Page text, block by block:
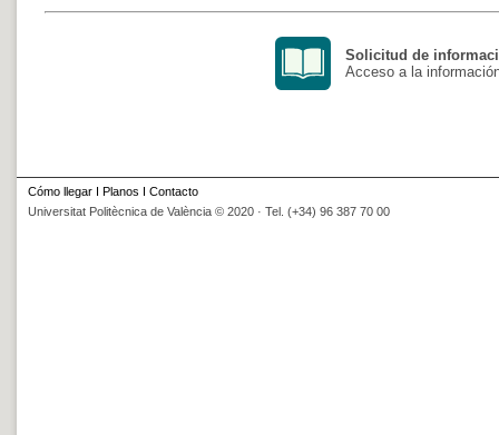
Solicitud de
Acceso a la
Cómo llegar I Planos I Contacto
Universitat Politècnica de València © 2020 · Tel. (+34) 96 387 70 00